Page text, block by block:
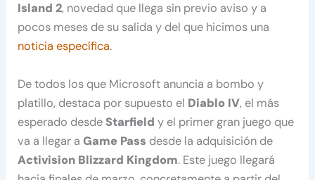
Island 2, novedad que llega sin previo aviso y a
pocos meses de su salida y del que hicimos una
noticia específica.
De todos los que Microsoft anuncia a bombo y
platillo, destaca por supuesto el Diablo IV, el más
esperado desde Starfieldy el primer gran juego que
va a llegar aGame Pass desde la adquisición de
Activision Blizzard Kingdom. Este juego llegará